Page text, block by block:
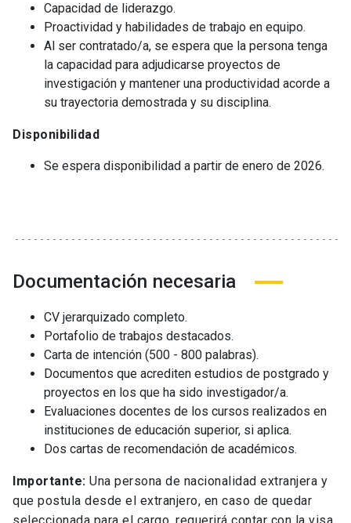
Capacidad de liderazgo.
Proactividad y habilidades de trabajo en equipo.
Al ser contratado/a, se espera que la persona tenga
la capacidad para adjudicarse proyectos de
investigación y mantener una productividad acorde a
su trayectoria demostrada y su disciplina.
Disponibilidad
Se espera disponibilidad a partir de enero de 2026.
Documentación necesaria
CV jerarquizado completo.
Portafolio de trabajos destacados.
Carta de intención (500 - 800 palabras).
Documentos que acrediten estudios de postgrado y
proyectos en los que ha sido investigador/a.
Evaluaciones docentes de los cursos realizados en
instituciones de educación superior, si aplica.
Dos cartas de recomendación de académicos.
Importante: Una persona de nacionalidad extranjera y
que postula desde el extranjero, en caso de quedar